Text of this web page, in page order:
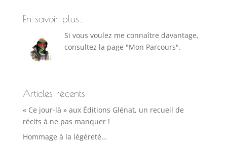
En savoir plus…
Si vous voulez me connaître davantage,
consultez la page "Mon Parcours".
Articles récents
« Ce jour-là » aux Éditions Glénat, un recueil de
récits à ne pas manquer !
Hommage à la légèreté…